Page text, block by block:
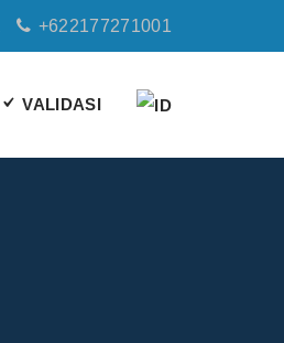
+622177271001
VALIDASI